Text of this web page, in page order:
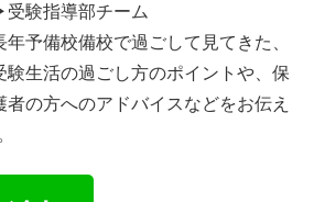
受験指導部チーム
年予備校備校で過ごして見てきた、
験生活の過ごし方のポイントや、保
者の方へのアドバイスなどをお伝え